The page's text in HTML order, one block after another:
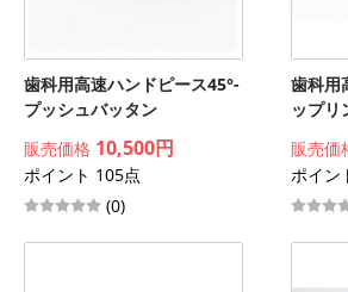
歯科用高速ハンドピース45°-
プッシュバッタン
販売価格 10,500円
ポイント 105点
(0)
歯科用
ップリ
販売価
ポイン